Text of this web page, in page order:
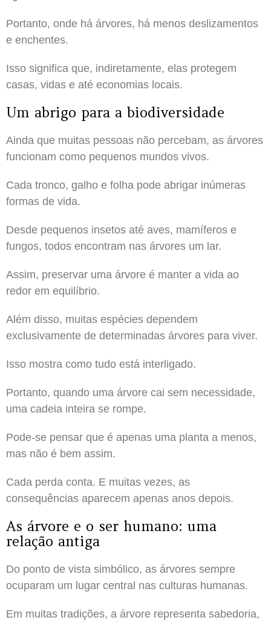
Portanto, onde há árvores, há menos deslizamentos
e enchentes.
Isso significa que, indiretamente, elas protegem
casas, vidas e até economias locais.
Um abrigo para a biodiversidade
Ainda que muitas pessoas não percebam, as árvores
funcionam como pequenos mundos vivos.
Cada tronco, galho e folha pode abrigar inúmeras
formas de vida.
Desde pequenos insetos até aves, mamíferos e
fungos, todos encontram nas árvores um lar.
Assim, preservar uma árvore é manter a vida ao
redor em equilíbrio.
Além disso, muitas espécies dependem
exclusivamente de determinadas árvores para viver.
Isso mostra como tudo está interligado.
Portanto, quando uma árvore cai sem necessidade,
uma cadeia inteira se rompe.
Pode-se pensar que é apenas uma planta a menos,
mas não é bem assim.
Cada perda conta. E muitas vezes, as
consequências aparecem apenas anos depois.
As árvore e o ser humano: uma
relação antiga
Do ponto de vista simbólico, as árvores sempre
ocuparam um lugar central nas culturas humanas.
Em muitas tradições, a árvore representa sabedoria,